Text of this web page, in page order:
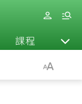
課程 退休